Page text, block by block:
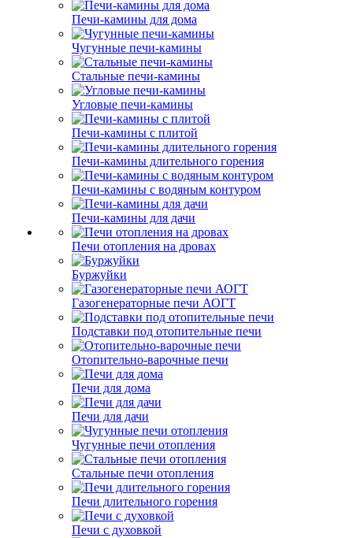
Печи-камины для дома
Чугунные печи-камины
Стальные печи-камины
Угловые печи-камины
Печи-камины с плитой
Печи-камины длительного горения
Печи-камины с водяным контуром
Печи-камины для дачи
Печи отопления на дровах
Буржуйки
Газогенераторные печи АОГТ
Подставки под отопительные печи
Отопительно-варочные печи
Печи для дома
Печи для дачи
Чугунные печи отопления
Стальные печи отопления
Печи длительного горения
Печи с духовкой